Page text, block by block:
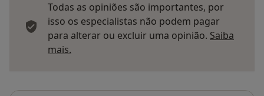
Todas as opiniões são importantes, por
isso os especialistas não podem pagar
para alterar ou excluir uma opinião. Saiba
mais.